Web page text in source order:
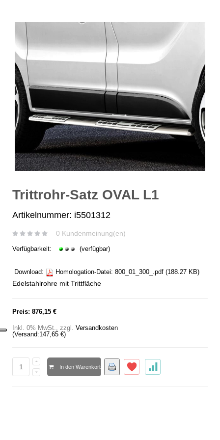
Trittrohr-Satz OVAL L1
Artikelnummer: i5501312
0 Kundenmeinung(en)
Verfügbarkeit: (verfügbar)
Download: Homologation-Datei: 800_01_300_.pdf (188.27 KB)
Edelstahlrohre mit Trittfläche
Preis: 876,15 €
Inkl. 0% MwSt., zzgl. Versandkosten
(Versand:147,65 €)
In den Warenkorb